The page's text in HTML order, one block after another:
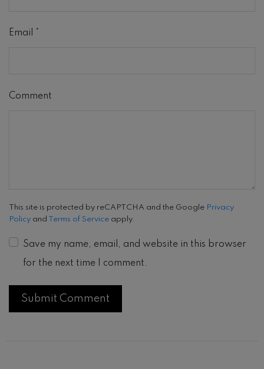
Email
Comment
This site is protected by reCAPTCHA and the Google Privacy
Policy and Terms of Service apply.
Save my name, email, and website in this browser
for the next time I comment.